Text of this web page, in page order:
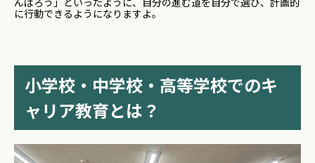
に行動できるようになりますよ。
小学校・中学校・高等学校でのキ
ャリア教育とは？